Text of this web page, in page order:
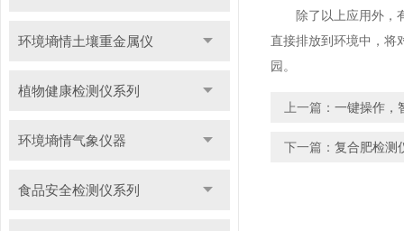
环境墒情土壤重金属仪
植物健康检测仪系列
环境墒情气象仪器
食品安全检测仪系列
除了以上应用外，有
直接排放到环境中，将
园。
上一篇： 一键操作，
下一篇： 复合肥检测